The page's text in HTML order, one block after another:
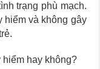
trạng phù mạch.
hiểm và không gây